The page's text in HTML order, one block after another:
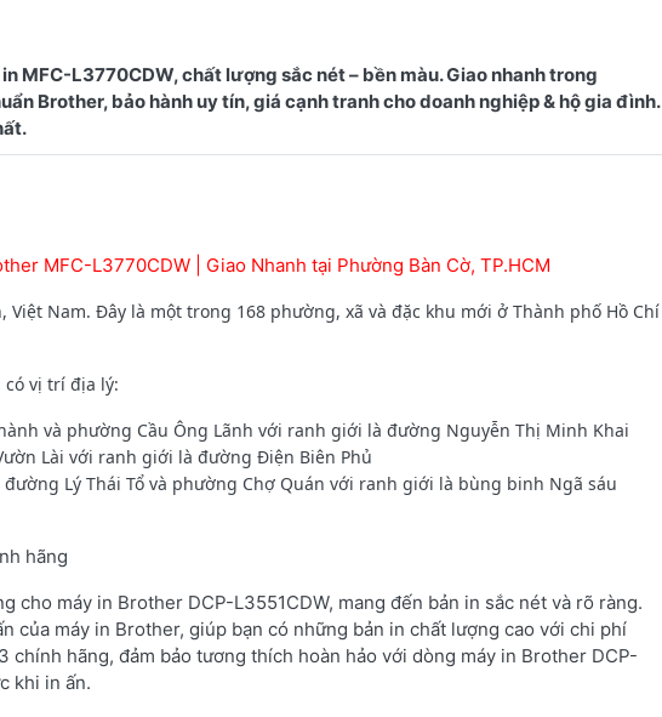
MFC-L3770CDW, chất lượng sắc nét – bền màu. Giao nhanh trong
Brother, bảo hành uy tín, giá cạnh tranh cho doanh nghiệp & hộ gia đình.
MFC-L3770CDW | Giao Nhanh tại Phường Bàn Cờ, TP.HCM
Nam. Đây là một trong 168 phường, xã và đặc khu mới ở Thành phố Hồ Chí
vị trí địa lý:
và phường Cầu Ông Lãnh với ranh giới là đường Nguyễn Thị Minh Khai
Lài với ranh giới là đường Điện Biên Phủ
Lý Thái Tổ và phường Chợ Quán với ranh giới là bùng binh Ngã sáu
hãng
cho máy in Brother DCP-L3551CDW, mang đến bản in sắc nét và rõ ràng.
của máy in Brother, giúp bạn có những bản in chất lượng cao với chi phí
hãng, đảm bảo tương thích hoàn hảo với dòng máy in Brother DCP-
khi in ấn.